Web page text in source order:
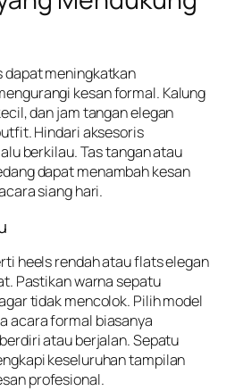
dapat meningkatkan
kesan formal. Kalung
dan jam tangan elegan
Hindari aksesoris
berkilau. Tas tangan atau
dapat menambah kesan
siang hari.
heels rendah atau flats elegan
Pastikan warna sepatu
tidak mencolok. Pilih model
acara formal biasanya
atau berjalan. Sepatu
keseluruhan tampilan
profesional.